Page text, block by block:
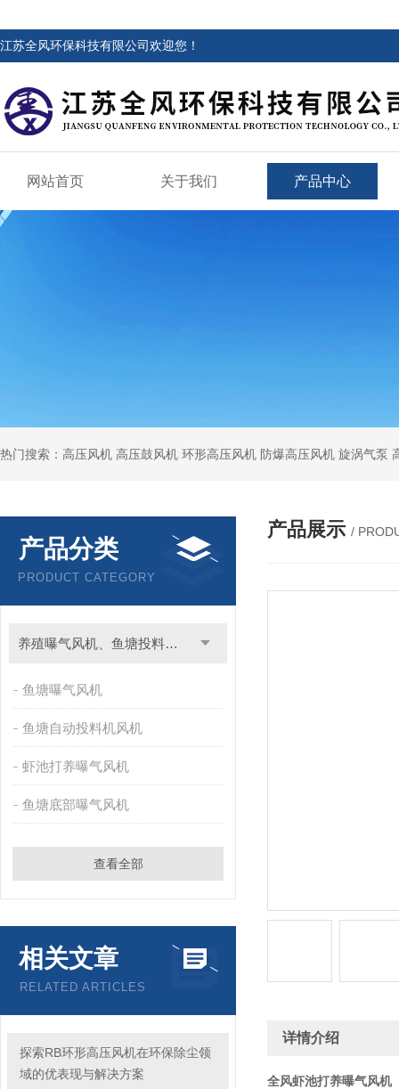
江苏全风环保科技有限公司欢迎您！
网站首页 关于我们 产品中心
热门搜索：高压风机 高压鼓风机 环形高压风机 防爆高压风机 旋涡气泵
产品分类
PRODUCT CATEGORY
养殖曝气风机、鱼塘投料用风机
鱼塘曝气风机
鱼塘自动投料机风机
虾池打养曝气风机
鱼塘底部曝气风机
查看全部
相关文章
RELATED ARTICLES
探索RB环形高压风机在环保除尘领
域的优表现与解决方案
产品展示 /
详情介绍
全风虾池打养曝气风机